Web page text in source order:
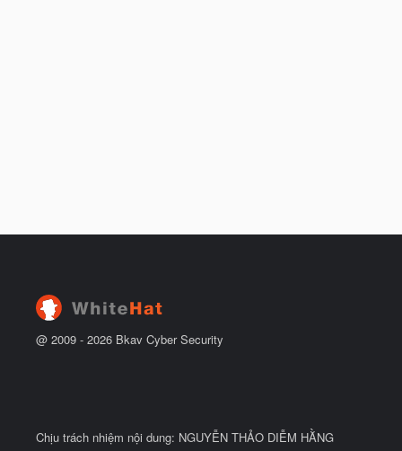
@ 2009 - 2026 Bkav Cyber Security
Chịu trách nhiệm nội dung: NGUYỄN THẢO DIỄM HẰNG